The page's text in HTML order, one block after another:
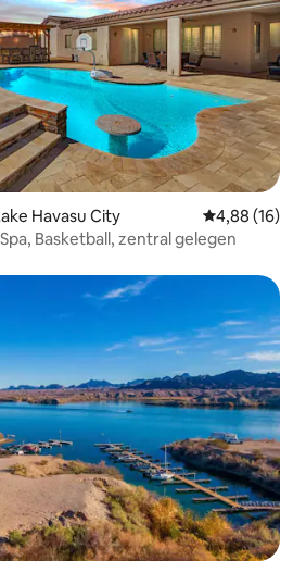
Havasu City
4,88 (16)
Basketball, zentral gelegen